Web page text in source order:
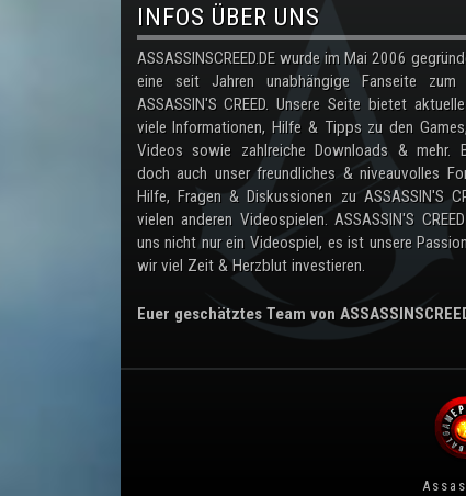
INFOS ÜBER UNS
ASSASSINSCREED.DE wurde im Mai 2006
eine seit Jahren unabhängige Fanseite zum
ASSASSIN'S CREED. Unsere Seite bietet
viele Informationen, Hilfe & Tipps zu den
Videos sowie zahlreiche Downloads & mehr.
doch auch unser freundliches & niveauvolles
Hilfe, Fragen & Diskussionen zu ASSASSIN'S
vielen anderen Videospielen. ASSASSIN'S
uns nicht nur ein Videospiel, es ist unsere
wir viel Zeit & Herzblut investieren.
Euer geschätztes Team von